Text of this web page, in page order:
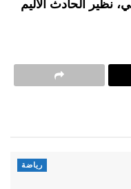
نظير الحادث الأليم
رياضة